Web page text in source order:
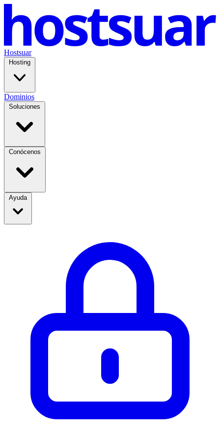
Hostsuar
Hosting
Dominios
Soluciones
Conócenos
Ayuda